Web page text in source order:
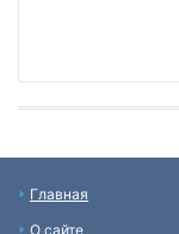
Главная
О сайте